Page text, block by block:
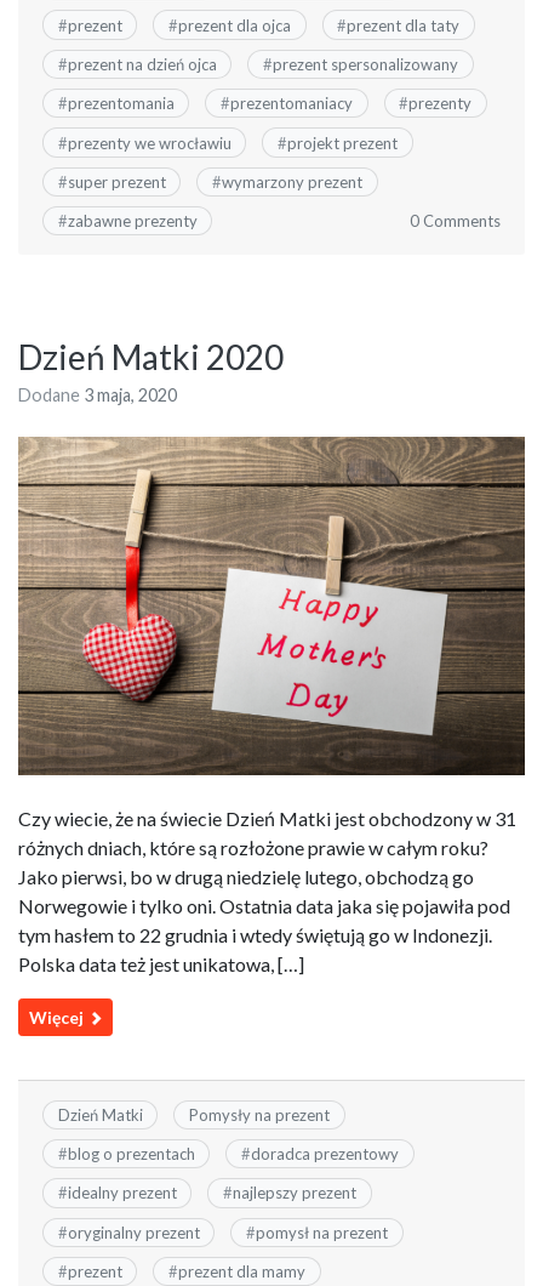
#prezent #prezent dla ojca #prezent dla taty
#prezent na dzień ojca #prezent spersonalizowany
#prezentomania #prezentomaniacy #prezenty
#prezenty we wrocławiu #projekt prezent
#super prezent #wymarzony prezent
#zabawne prezenty 0 Comments
Dzień Matki 2020
Dodane 3 maja, 2020
Czy wiecie, że na świecie Dzień Matki jest obchodzony w 31
różnych dniach, które są rozłożone prawie w całym roku?
Jako pierwsi, bo w drugą niedzielę lutego, obchodzą go
Norwegowie i tylko oni. Ostatnia data jaka się pojawiła pod
tym hasłem to 22 grudnia i wtedy świętują go w Indonezji.
Polska data też jest unikatowa, […]
Więcej
Dzień Matki Pomysły na prezent
#blog o prezentach #doradca prezentowy
#idealny prezent #najlepszy prezent
#oryginalny prezent #pomysł na prezent
#prezent #prezent dla mamy